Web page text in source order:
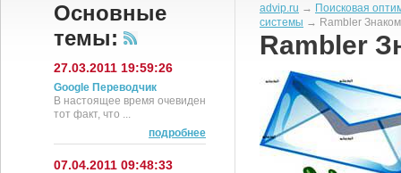
Основные
темы:
27.03.2011 19:59:26
Google Переводчик
В настоящее время очевиден
тот факт, что ...
подробнее
07.04.2011 09:48:33
advip.ru → Поисковая
системы → Rambler
Rambler